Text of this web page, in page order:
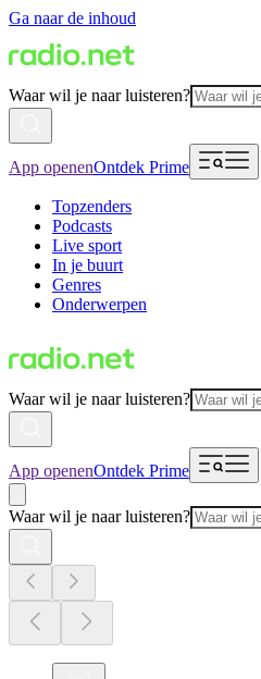
Ga naar de inhoud
Waar wil je naar luisteren?
App openenOntdek Prime
Topzenders
Podcasts
Live sport
In je buurt
Genres
Onderwerpen
Waar wil je naar luisteren?
App openenOntdek Prime
Waar wil je naar luisteren?